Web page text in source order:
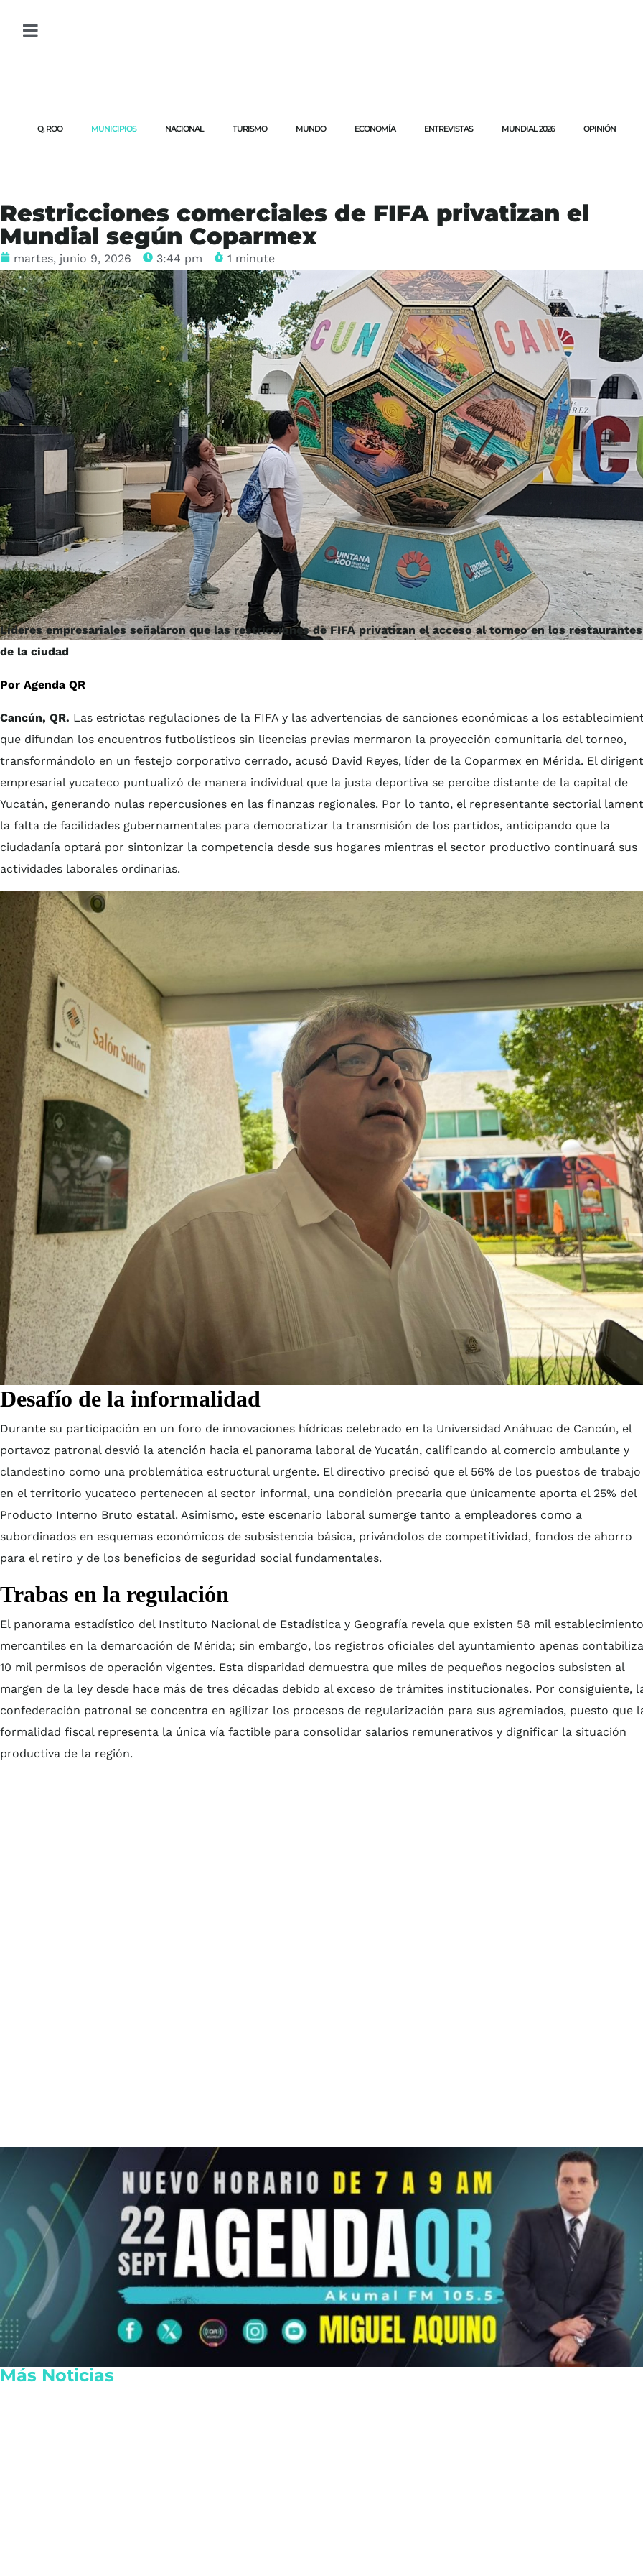
Q. ROO MUNICIPIOS NACIONAL TURISMO MUNDO ECONOMÍA ENTREVISTAS MUNDIAL 2026 OPINIÓN
Restricciones comerciales de FIFA privatizan el
Mundial según Coparmex
martes, junio 9, 2026 3:44 pm 1 minute
Líderes empresariales señalaron que las restricciones de FIFA privatizan el acceso al torneo en los restaurantes
de la ciudad
Por Agenda QR
Cancún, QR. Las estrictas regulaciones de la FIFA y las advertencias de sanciones económicas a los
que difundan los encuentros futbolísticos sin licencias previas mermaron la proyección comunitaria del torneo,
transformándolo en un festejo corporativo cerrado, acusó David Reyes, líder de la Coparmex en Mérida. El
empresarial yucateco puntualizó de manera individual que la justa deportiva se percibe distante de la capital de
Yucatán, generando nulas repercusiones en las finanzas regionales. Por lo tanto, el representante sectorial
la falta de facilidades gubernamentales para democratizar la transmisión de los partidos, anticipando que la
ciudadanía optará por sintonizar la competencia desde sus hogares mientras el sector productivo continuará sus
actividades laborales ordinarias.
Desafío de la informalidad
Durante su participación en un foro de innovaciones hídricas celebrado en la Universidad Anáhuac de Cancún, el
portavoz patronal desvió la atención hacia el panorama laboral de Yucatán, calificando al comercio ambulante y
clandestino como una problemática estructural urgente. El directivo precisó que el 56% de los puestos de trabajo
en el territorio yucateco pertenecen al sector informal, una condición precaria que únicamente aporta el 25% del
Producto Interno Bruto estatal. Asimismo, este escenario laboral sumerge tanto a empleadores como a
subordinados en esquemas económicos de subsistencia básica, privándolos de competitividad, fondos de ahorro
para el retiro y de los beneficios de seguridad social fundamentales.
Trabas en la regulación
El panorama estadístico del Instituto Nacional de Estadística y Geografía revela que existen 58 mil
mercantiles en la demarcación de Mérida; sin embargo, los registros oficiales del ayuntamiento apenas
10 mil permisos de operación vigentes. Esta disparidad demuestra que miles de pequeños negocios subsisten al
margen de la ley desde hace más de tres décadas debido al exceso de trámites institucionales. Por consiguiente,
confederación patronal se concentra en agilizar los procesos de regularización para sus agremiados, puesto que
formalidad fiscal representa la única vía factible para consolidar salarios remunerativos y dignificar la situación
productiva de la región.
Más Noticias